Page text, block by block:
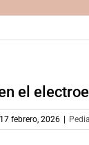
el
17 febrero, 2026